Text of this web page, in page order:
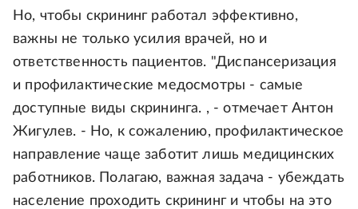
Но, чтобы скрининг работал эффективно,
важны не только усилия врачей, но и
ответственность пациентов. "Диспансеризация
и профилактические медосмотры - самые
доступные виды скрининга. , - отмечает Антон
Жигулев. - Но, к сожалению, профилактическое
направление чаще заботит лишь медицинских
работников. Полагаю, важная задача - убеждать
население проходить скрининг и чтобы на это